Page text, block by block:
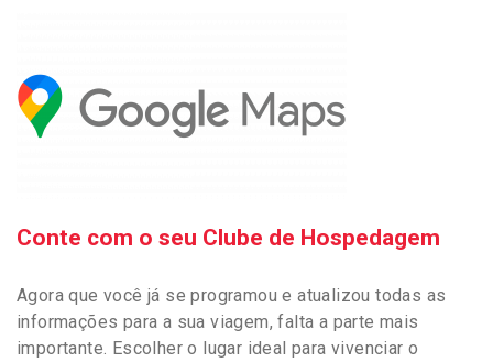
Conte com o seu Clube de Hospedagem
Agora que você já se programou e atualizou todas as
informações para a sua viagem, falta a parte mais
importante. Escolher o lugar ideal para vivenciar o